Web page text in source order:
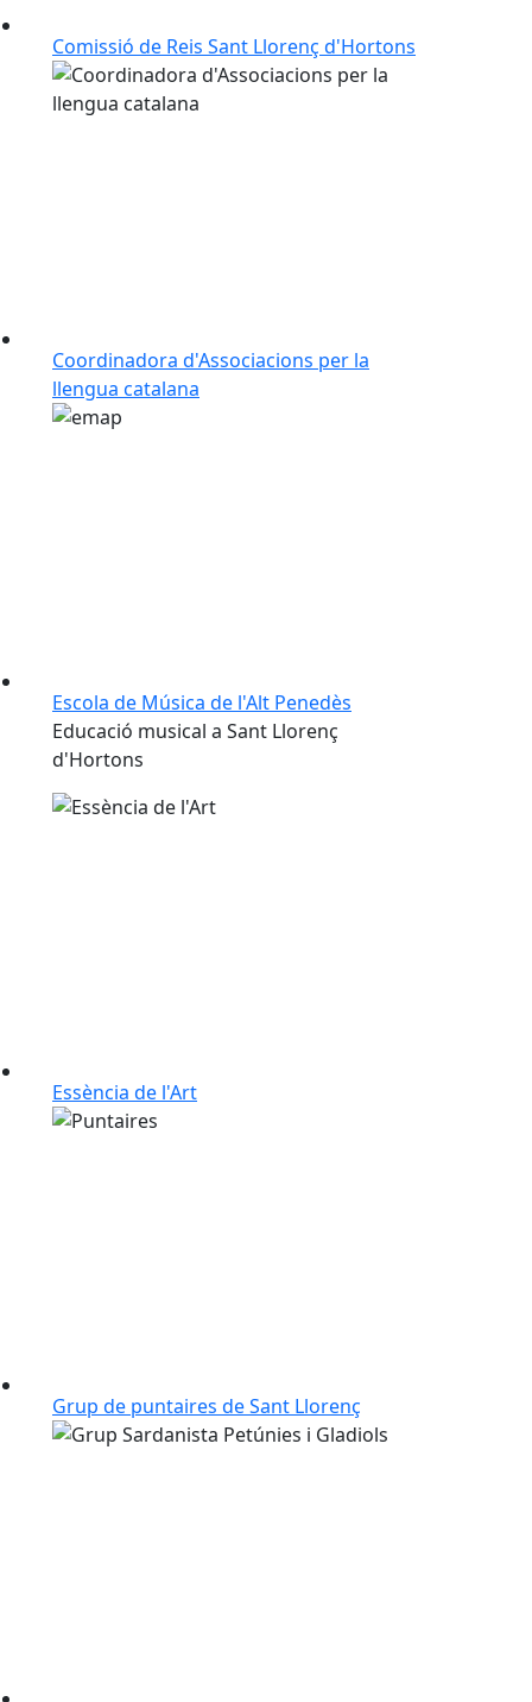
Comissió de Reis Sant Llorenç d'Hortons
Coordinadora d'Associacions per la
llengua catalana
Escola de Música de l'Alt Penedès
Educació musical a Sant Llorenç
d'Hortons
Essència de l'Art
Grup de puntaires de Sant Llorenç